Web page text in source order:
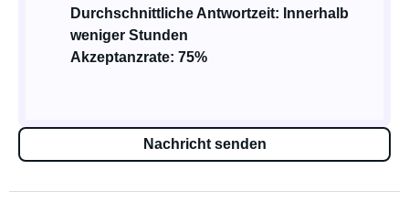
Durchschnittliche Antwortzeit: Innerhalb
weniger Stunden
Akzeptanzrate: 75%
Nachricht senden